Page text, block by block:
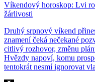
Víkendový horoskop: Lvi
žárlivosti
Druhý srpnový víkend
znamení čeká nečekané
citlivý rozhovor, změnu
Hvězdy napoví, komu
tentokrát nesmí ignorovat